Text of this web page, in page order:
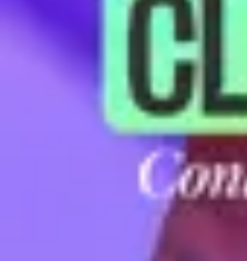
Business-Video-Maker
Einladungsvideo-Ersteller
Erklärvideo-Software
Ersteller von Lehrvideos
Facebook Videoersteller